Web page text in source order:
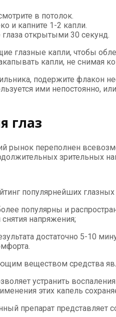
в потолок.
и капните 1-2 капли.
открытыми 30 секунд.
глазные капли, чтобы
капли, не снимая
подержите флакон
ими непостоянно,
глаз
рынок переполнен
зрительных
популярнейших
популярны и
напряжения;
достаточно 5-10
веществом средства
устранить
этих капель
препарат представляет